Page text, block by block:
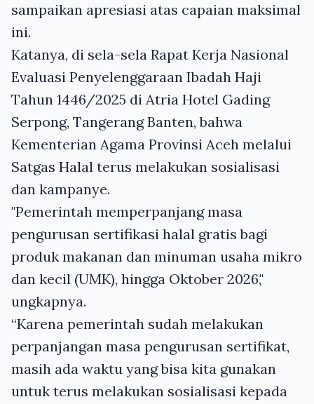
sampaikan apresiasi atas capaian maksimal
ini.
Katanya, di sela-sela Rapat Kerja Nasional
Evaluasi Penyelenggaraan Ibadah Haji
Tahun 1446/2025 di Atria Hotel Gading
Serpong, Tangerang Banten, bahwa
Kementerian Agama Provinsi Aceh melalui
Satgas Halal terus melakukan sosialisasi
dan kampanye.
"Pemerintah memperpanjang masa
pengurusan sertifikasi halal gratis bagi
produk makanan dan minuman usaha mikro
dan kecil (UMK), hingga Oktober 2026,"
ungkapnya.
“Karena pemerintah sudah melakukan
perpanjangan masa pengurusan sertifikat,
masih ada waktu yang bisa kita gunakan
untuk terus melakukan sosialisasi kepada